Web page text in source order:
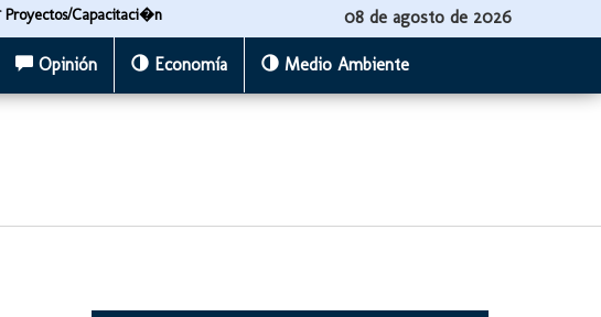
Proyectos/Capacitaci�n 08 de agosto de 2026
Opinión Economía Medio Ambiente